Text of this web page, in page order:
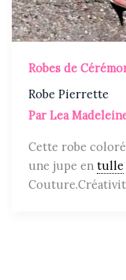
Robes de
Robe Pierrette
ParLea
Cette robe
une jupe entulle